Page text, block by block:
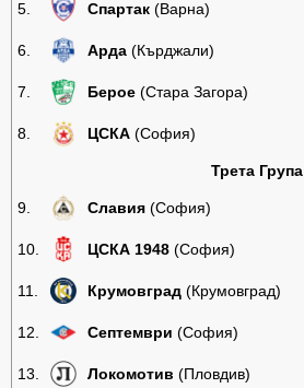
5. Спартак (Варна)
6. Арда (Кърджали)
7. Берое (Стара Загора)
8. ЦСКА (София)
Трета Група
9. Славия (София)
10. ЦСКА 1948 (София)
11. Крумовград (Крумовград)
12. Септември (София)
13. Локомотив (Пловдив)